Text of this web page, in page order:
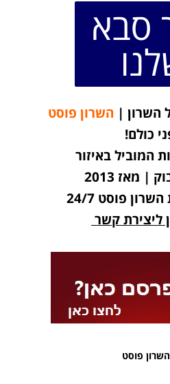
סבא
השרון | השרון פוסט
כולם!
המוביל באיזור
| מאז 2013
פוסט 24/7
ליצירת קשר